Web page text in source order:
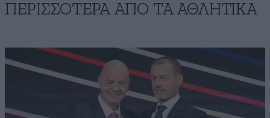
ΠΕΡΙΣΣΟΤΕΡΑ ΑΠΟ ΤA ΑΘΛΗΤΙΚΑ